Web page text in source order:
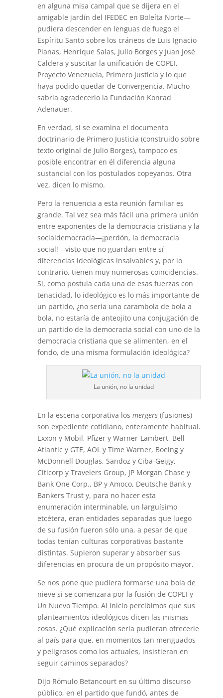
en alguna misa campal que se dijera en el
amigable jardín del IFEDEC en Boleíta Norte—
pudiera descender en lenguas de fuego el
Espíritu Santo sobre los cráneos de Luis Ignacio
Planas, Henrique Salas, Julio Borges y Juan José
Caldera y suscitar la unificación de COPEI,
Proyecto Venezuela, Primero Justicia y lo que
haya podido quedar de Convergencia. Mucho
sabría agradecerlo la Fundación Konrad
Adenauer.
En verdad, si se examina el documento
doctrinario de Primero Justicia (construido sobre
texto original de Julio Borges), tampoco es
posible encontrar en él diferencia alguna
sustancial con los postulados copeyanos. Otra
vez, dicen lo mismo.
Pero la renuencia a esta reunión familiar es
grande. Tal vez sea más fácil una primera unión
entre exponentes de la democracia cristiana y la
socialdemocracia—¡perdón, la democracia
social!—visto que no guardan entre sí
diferencias ideológicas insalvables y, por lo
contrario, tienen muy numerosas coincidencias.
Si, como postula cada una de esas fuerzas con
tenacidad, lo ideológico es lo más importante de
un partido, ¿no sería una carambola de bola a
bola, no estaría de anteojito una conjugación de
un partido de la democracia social con uno de la
democracia cristiana que se alimenten, en el
fondo, de una misma formulación ideológica?
La unión, no la unidad
En la escena corporativa los mergers(fusiones)
son expediente cotidiano, enteramente habitual.
Exxon y Mobil, Pfizer y Warner-Lambert, Bell
Atlantic y GTE, AOL y Time Warner, Boeing y
McDonnell Douglas, Sandoz y Ciba-Geigy,
Citicorp y Travelers Group, JP Morgan Chase y
Bank One Corp., BP y Amoco, Deutsche Bank y
Bankers Trust y, para no hacer esta
enumeración interminable, un larguísimo
etcétera, eran entidades separadas que luego
de su fusión fueron sólo una, a pesar de que
todas tenían culturas corporativas bastante
distintas. Supieron superar y absorber sus
diferencias en procura de un propósito mayor.
Se nos pone que pudiera formarse una bola de
nieve si se comenzara por la fusión de COPEI y
Un Nuevo Tiempo. Al inicio percibimos que sus
planteamientos ideológicos dicen las mismas
cosas. ¿Qué explicación seria pudieran ofrecerle
al país para que, en momentos tan menguados
y peligrosos como los actuales, insistieran en
seguir caminos separados?
Dijo Rómulo Betancourt en su último discurso
público, en el partido que fundó, antes de